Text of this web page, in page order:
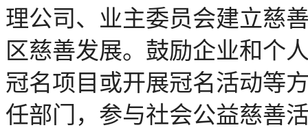
理公司、业主委员会建立慈
区慈善发展。鼓励企业和个
冠名项目或开展冠名活动等
任部门，参与社会公益慈善